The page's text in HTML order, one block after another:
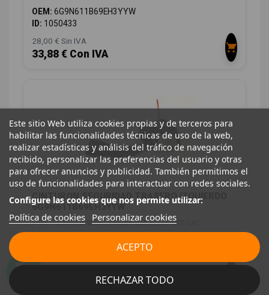
OEM: 6G9N611B69EH3YYW
ID: 1050433
28,00 € Sin IVA
33,88 € Con IVA
CINTURON SEGURIDAD TRASERO IZQUIERDO
6G9N611B69EH3YYW
FORD MONDEO SPORTBREAK (CA2) 2.0 TDCI CAT
28,00 € Sin IVA
33,88 € Con IVA
Este sitio Web utiliza cookies propias y de terceros para
habilitar las funcionalidades técnicas de uso de la web,
realizar estadísticas y análisis del tráfico de navegación
recibido, personalizar las preferencias del usuario y otras
para ofrecer anuncios y publicidad. También permitimos el
uso de funcionalidades para interactuar con redes sociales.
Configure las cookies que nos permite utilizar:
Política de cookies Personalizar cookies
RECHAZAR TODO
ACEPTO